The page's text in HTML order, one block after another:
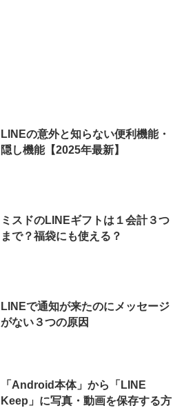
LINEの意外と知らない便利機能・
隠し機能【2025年最新】
ミスドのLINEギフトは１会計３つ
まで？福袋にも使える？
LINEで通知が来たのにメッセージ
がない３つの原因
「Android本体」から「LINE
Keep」に写真・動画を保存する方